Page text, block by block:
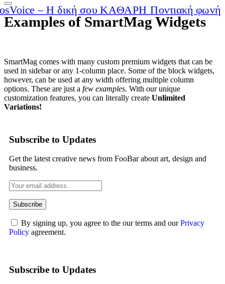
Examples of SmartMag Widgets
SmartMag comes with many custom premium widgets that can be
used in sidebar or any 1-column place. Some of the block widgets,
however, can be used at any width offering multiple column
options. These are just a few examples. With our unique
customization features, you can literally create Unlimited
Variations!
Subscribe to Updates
Get the latest creative news from FooBar about art, design and
business.
By signing up, you agree to the our terms and ourPrivacy
Policy agreement.
Subscribe to Updates